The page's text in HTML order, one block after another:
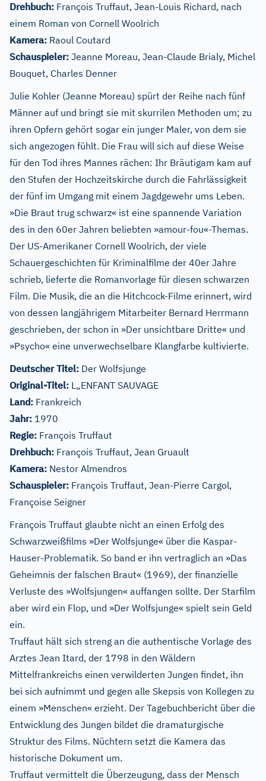
Drehbuch: François Truffaut, Jean-Louis Richard, nach
einem Roman von Cornell Woolrich
Kamera: Raoul Coutard
Schauspieler: Jeanne Moreau, Jean-Claude Brialy, Michel
Bouquet, Charles Denner
Julie Kohler (Jeanne Moreau) spürt der Reihe nach fünf
Männer auf und bringt sie mit skurrilen Methoden um; zu
ihren Opfern gehört sogar ein junger Maler, von dem sie
sich angezogen fühlt. Die Frau will sich auf diese Weise
für den Tod ihres Mannes rächen: Ihr Bräutigam kam auf
den Stufen der Hochzeitskirche durch die Fahrlässigkeit
der fünf im Umgang mit einem Jagdgewehr ums Leben.
»Die Braut trug schwarz« ist eine spannende Variation
des in den 60er Jahren beliebten »amour-fou«-Themas.
Der US-Amerikaner Cornell Woolrich, der viele
Schauergeschichten für Kriminalfilme der 40er Jahre
schrieb, lieferte die Romanvorlage für diesen schwarzen
Film. Die Musik, die an die Hitchcock-Filme erinnert, wird
von dessen langjährigem Mitarbeiter Bernard Herrmann
geschrieben, der schon in »Der unsichtbare Dritte« und
»Psycho« eine unverwechselbare Klangfarbe kultivierte.
Deutscher Titel: Der Wolfsjunge
Original-Titel: L„ENFANT SAUVAGE
Land: Frankreich
Jahr: 1970
Regie: François Truffaut
Drehbuch: François Truffaut, Jean Gruault
Kamera: Nestor Almendros
Schauspieler: François Truffaut, Jean-Pierre Cargol,
Françoise Seigner
François Truffaut glaubte nicht an einen Erfolg des
Schwarzweißfilms »Der Wolfsjunge« über die Kaspar-
Hauser-Problematik. So band er ihn vertraglich an »Das
Geheimnis der falschen Braut« (1969), der finanzielle
Verluste des »Wolfsjungen« auffangen sollte. Der Starfilm
aber wird ein Flop, und »Der Wolfsjunge« spielt sein Geld
ein.
Truffaut hält sich streng an die authentische Vorlage des
Arztes Jean Itard, der 1798 in den Wäldern
Mittelfrankreichs einen verwilderten Jungen findet, ihn
bei sich aufnimmt und gegen alle Skepsis von Kollegen zu
einem »Menschen« erzieht. Der Tagebuchbericht über die
Entwicklung des Jungen bildet die dramaturgische
Struktur des Films. Nüchtern setzt die Kamera das
historische Dokument um.
Truffaut vermittelt die Überzeugung, dass der Mensch